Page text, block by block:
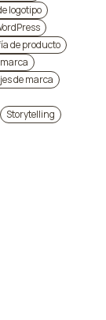
logotipo
de producto
de marca
Storytelling